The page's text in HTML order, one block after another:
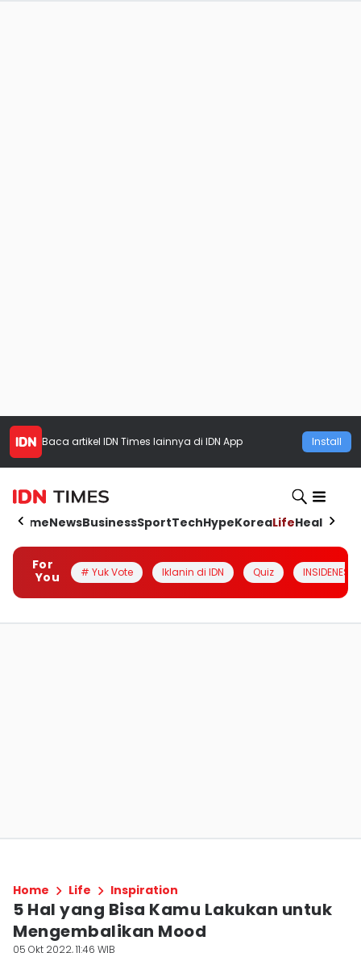
Baca artikel IDN Times lainnya di IDN App Install
HomeNewsBusinessSportTechHypeKoreaLifeHealth
For
You
# Yuk Vote Iklanin di IDN Quiz INSIDENESIA
Home Life Inspiration
5 Hal yang Bisa Kamu Lakukan untuk
Mengembalikan Mood
05 Okt 2022, 11:46 WIB